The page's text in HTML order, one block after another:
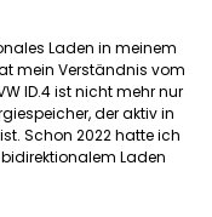
Laden in meinem
mein Verständnis vom
ID.4 ist nicht mehr nur
der aktiv in
Schon 2022 hatte ich
Laden